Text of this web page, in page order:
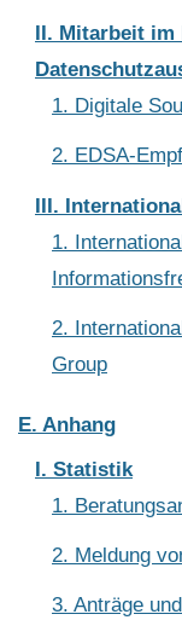
II. Mitarbeit
1. Digitale
2. EDSA-
III.
1.
2.
Group
E. Anhang
I. Statistik
1.
2. Meldung
3. Anträge